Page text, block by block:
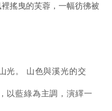
搖曳的芙蓉，一幅彷彿被
光。 山色與溪光的交
以藍綠為主調，演繹一